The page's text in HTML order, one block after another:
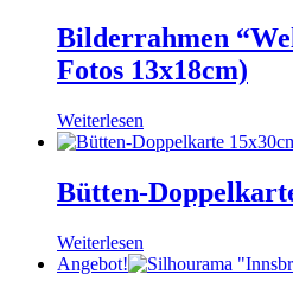
Bilderrahmen
Fotos 13x18cm)
Weiterlesen
Bütten-
Weiterlesen
Angebot!